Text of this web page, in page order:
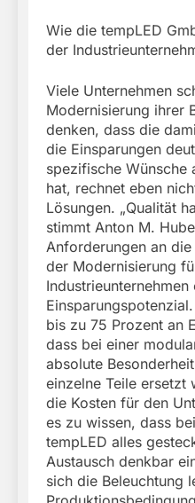
Wie die tempLED
der
Viele Unternehmen
Modernisierung ihrer
denken, dass die
die Einsparungen
spezifische Wünsche
hat, rechnet eben
Lösungen. „Qualität
stimmt Anton M.
Anforderungen an
der Modernisierung
Industrieunternehmen
bis zu 75 Prozent an
dass bei einer
absolute
einzelne Teile ersetzt
die Kosten für den
es zu wissen, dass
tempLED alles
Austausch denkbar
sich die Beleuchtung